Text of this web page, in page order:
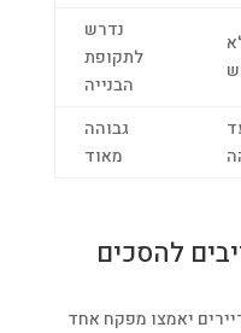
נדרש
לתקופת
הבנייה
גבוהה
מאוד
להסכים
יאמצו מפקח אחד